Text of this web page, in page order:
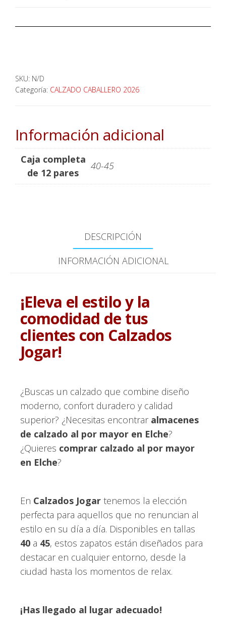
SKU: N/D
Categoría: CALZADO CABALLERO 2026
Información adicional
Caja completa
de 12 pares
40-45
DESCRIPCIÓN
INFORMACIÓN ADICIONAL
¡Eleva el estilo y la
comodidad de tus
clientes con Calzados
Jogar!
¿Buscas un calzado que combine diseño
moderno, confort duradero y calidad
superior? ¿Necesitas encontrar almacenes
de calzado al por mayor en Elche?
¿Quieres comprar calzado al por mayor
en Elche?
En Calzados Jogar tenemos la elección
perfecta para aquellos que no renuncian al
estilo en su día a día. Disponibles en tallas
40 a 45, estos zapatos están diseñados para
destacar en cualquier entorno, desde la
ciudad hasta los momentos de relax.
¡Has llegado al lugar adecuado!